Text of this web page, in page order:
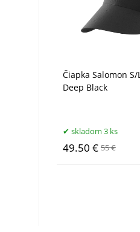
Čiapka Salomon S/
Deep Black
skladom 3 ks
49.50 € 55 €